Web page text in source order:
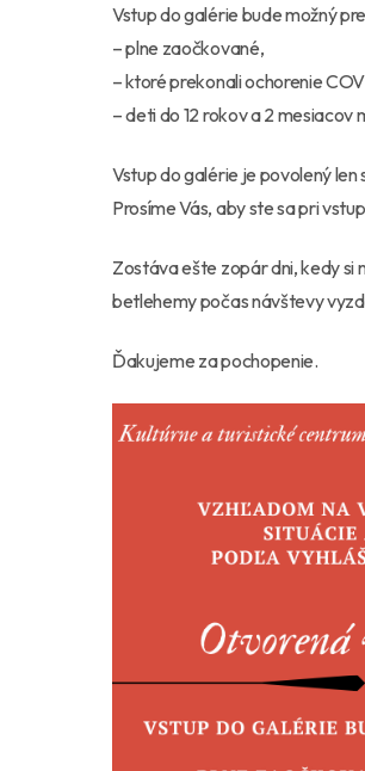
Vstup do galérie bude možný
– plne zaočkované,
– ktoré prekonali ochorenie
– deti do 12 rokov a 2
Vstup do galérie je povolený len
Prosíme Vás, aby ste sa pri
Zostáva ešte zopár dni, kedy si
betlehemy počas návštevy
Ďakujeme za pochopenie.